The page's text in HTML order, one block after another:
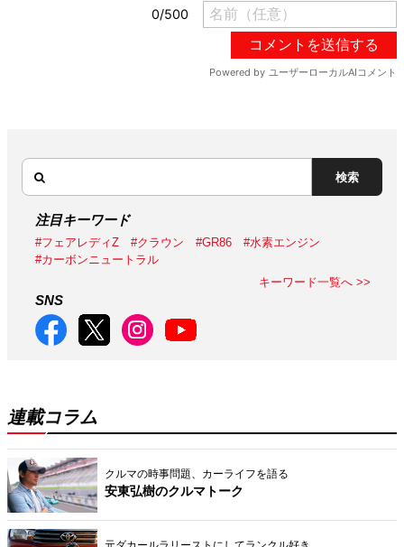
検索
注目キーワード
#フェアレディZ #クラウン #GR86
#水素エンジン
#カーボンニュートラル
キーワード一覧へ >>
SNS
連載コラム
クルマの時事問題、カーライフを語る
安東弘樹のクルマトーク